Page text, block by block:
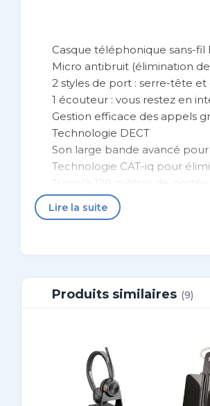
Casque téléphonique sans-
Micro antibruit (élimination
2 styles de port : serre-tête
1 écouteur : vous restez en
Gestion efficace des appels
Technologie DECT
Son large bande avancé
Technologie CAT-iq pour
Jusqu'à 120 mètres de portée
Mode conférence :
Compatible avec l'ensemble
Lire la suite
Produits similaires (9)